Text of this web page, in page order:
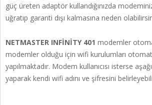
güç üreten adaptör kullandığınızda
uğratıp garanti dışı kalmasına neden
NETMASTER INFİNİTY 401 modemler
modemler olduğu için wifi kurulumları
yapılmaktadır. Modem kullanıcısı isterse
yaparak kendi wifi adını ve şifresini